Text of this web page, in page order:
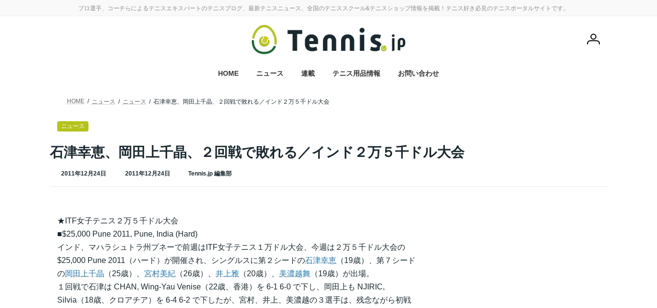
プロ選手、コーチらによるテニスエキスパートのテニスブログ、最新テニスニュース、全国のテニススクール&テニスショップ情報を掲載！テニス好き必見のテニスポータルサイトです。
会
HOME ニュース 連載 テニス用品情報 お問い合わせ
ニュース
石津幸恵、岡田上千晶、２回戦で敗れる／インド２万５千ドル大会
2011年12月24日
最
2011年12月24日 Tennis.jp 編集部
HOME ニュース ニュース 石津幸恵、岡田上千晶、２回戦で敗れる／インド２万５千ドル大会
★ITF女子テニス２万５千ドル大会
■$25,000 Pune 2011, Pune, India (Hard)
インド、マハラシュトラ州プネーで前週はITF女子テニス１万ドル大会、今週は２万５千ドル大会の
$25,000 Pune 2011（ハード）が開催され、シングルスに第２シードの石津幸恵 （19歳）、第７シード
の岡田上千晶 （25歳）、 宮村美紀 （26歳）、 井上雅 （20歳）、 美濃越舞 （19歳）が出場。
１回戦で石津は CHAN, Wing-Yau Venise（22歳、香港）を 6-1 6-0 で下し、岡田上も NJIRIC,
Silvia（18歳、クロアチア）を 6-4 6-2 で下したが、宮村、井上、美濃越の３選手は、残念ながら初戦